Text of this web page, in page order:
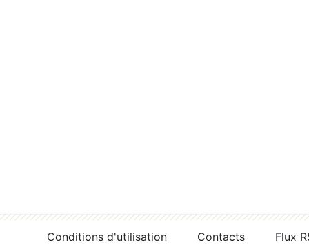
Conditions d'utilisation Contacts
Flux